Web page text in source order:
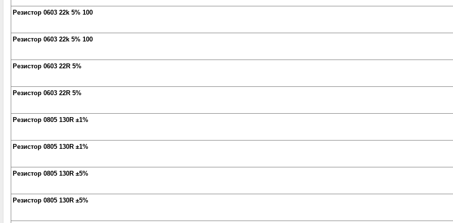
Резистор 0603 22k 5% 100
Резистор 0603 22k 5% 100
Резистор 0603 22R 5%
Резистор 0603 22R 5%
Резистор 0805 130R ±1%
Резистор 0805 130R ±1%
Резистор 0805 130R ±5%
Резистор 0805 130R ±5%